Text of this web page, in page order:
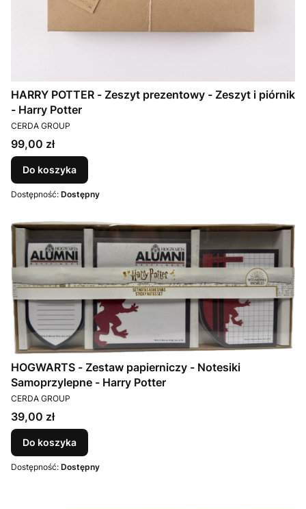
HARRY POTTER - Zeszyt prezentowy - Zeszyt i piórnik
- Harry Potter
PRODUCENT
CERDA GROUP
Cena
99,00 zł
Do koszyka
Dostępność: Dostępny
HOGWARTS - Zestaw papierniczy - Notesiki
Samoprzylepne - Harry Potter
PRODUCENT
CERDA GROUP
Cena
39,00 zł
Do koszyka
Dostępność: Dostępny